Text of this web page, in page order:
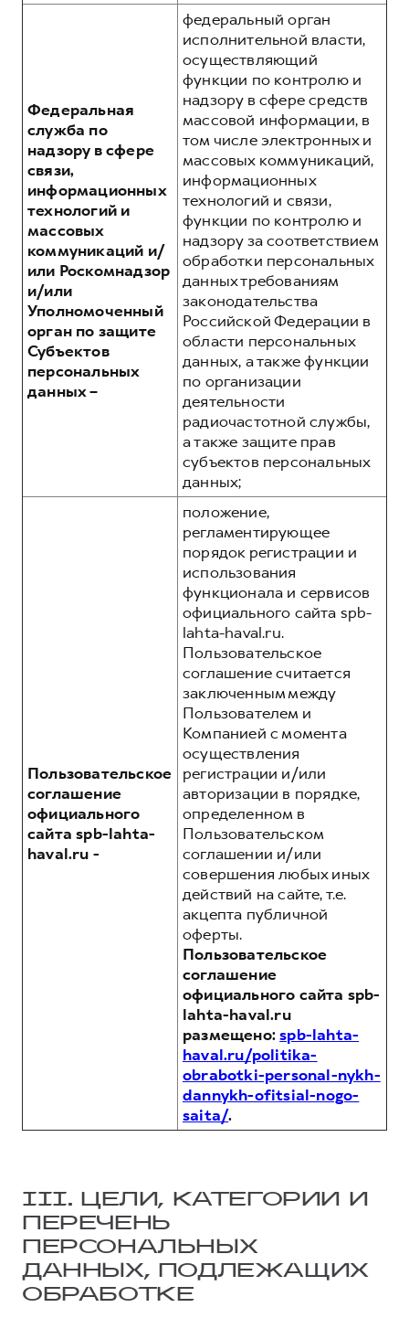
Федеральная
служба по
надзору в сфере
связи,
информационных
технологий и
массовых
коммуникаций и/
или Роскомнадзор
и/или
Уполномоченный
орган по защите
Субъектов
персональных
данных –
федеральный орган
исполнительной власти,
осуществляющий
функции по контролю и
надзору в сфере средств
массовой информации, в
том числе электронных и
массовых коммуникаций,
информационных
технологий и связи,
функции по контролю и
надзору за соответствием
обработки персональных
данных требованиям
законодательства
Российской Федерации в
области персональных
данных, а также функции
по организации
деятельности
радиочастотной службы,
а также защите прав
субъектов персональных
данных;
Пользовательское
соглашение
официального
сайта spb-lahta-
haval.ru -
положение,
регламентирующее
порядок регистрации и
использования
функционала и сервисов
официального сайта spb-
lahta-haval.ru.
Пользовательское
соглашение считается
заключенным между
Пользователем и
Компанией с момента
осуществления
регистрации и/или
авторизации в порядке,
определенном в
Пользовательском
соглашении и/или
совершения любых иных
действий на сайте, т.е.
акцепта публичной
оферты.
Пользовательское
соглашение
официального сайта spb-
lahta-haval.ru
размещено:spb-lahta-
haval.ru/politika-
obrabotki-personal-nykh-
dannykh-ofitsial-nogo-
saita/.
III. ЦЕЛИ, КАТЕГОРИИ И
ПЕРЕЧЕНЬ
ПЕРСОНАЛЬНЫХ
ДАННЫХ, ПОДЛЕЖАЩИХ
ОБРАБОТКЕ